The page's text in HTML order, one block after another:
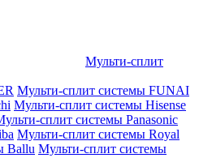
Мульти-сплит
Мульти-сплит системы FUNAI
Мульти-сплит системы Hisense
сплит системы Panasonic
Мульти-сплит системы Royal
Ballu Мульти-сплит системы